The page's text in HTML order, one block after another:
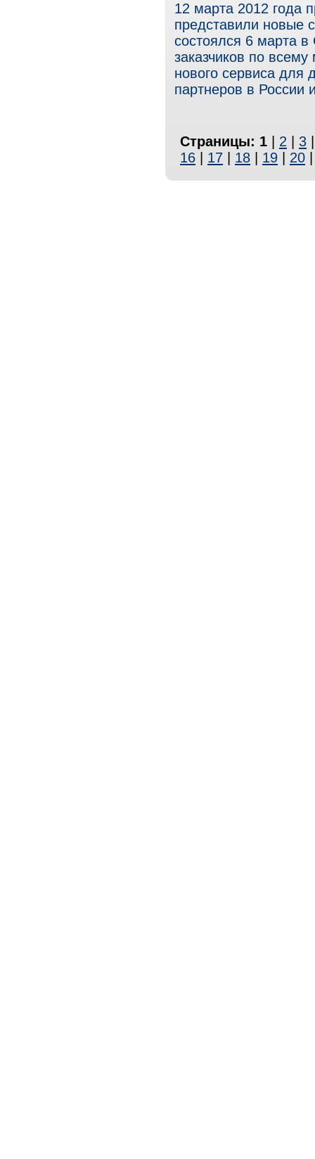
12 марта 2012 года
представили новые
состоялся 6 марта
заказчиков по
нового сервиса для
партнеров в России
Страницы: 1 2 3
16
17 18 19 20